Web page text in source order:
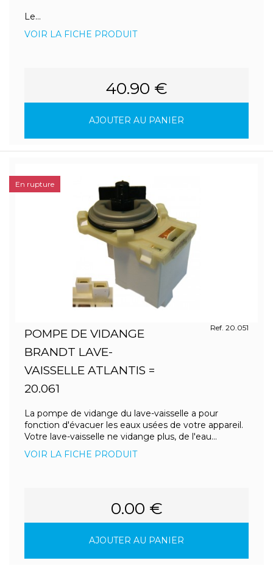
Le...
VOIR LA FICHE PRODUIT
40.90 €
AJOUTER AU PANIER
POMPE DE VIDANGE
BRANDT LAVE-
VAISSELLE ATLANTIS =
20.061
Ref. 20.051
La pompe de vidange du lave-vaisselle a pour
fonction d'évacuer les eaux usées de votre appareil.
Votre lave-vaisselle ne vidange plus, de l'eau...
VOIR LA FICHE PRODUIT
0.00 €
AJOUTER AU PANIER
En rupture